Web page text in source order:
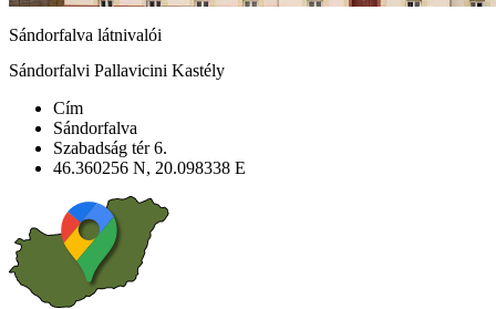
Sándorfalva látnivalói
Sándorfalvi Pallavicini Kastély
Cím
Sándorfalva
Szabadság tér 6.
46.360256 N, 20.098338 E